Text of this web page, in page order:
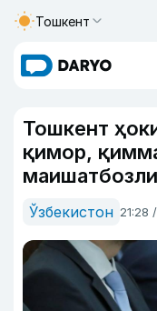
Тошкент
Тошкент
қимор,
Ўзбекистон 21:28